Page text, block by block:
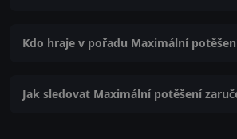
Kdo hraje v pořadu Maximální
Jak sledovat Maximální potěšení